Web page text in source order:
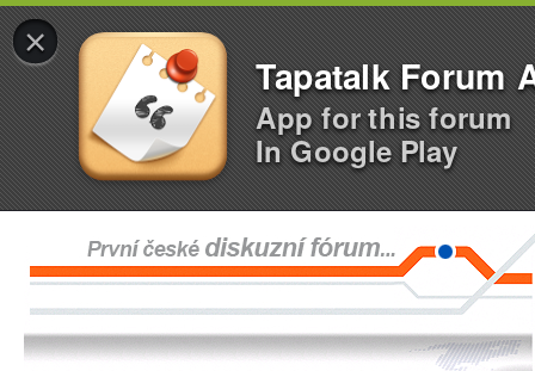
×
Tapatalk Forum
App for this forum
In Google Play